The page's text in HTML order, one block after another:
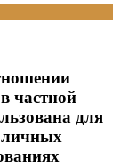
частной
для